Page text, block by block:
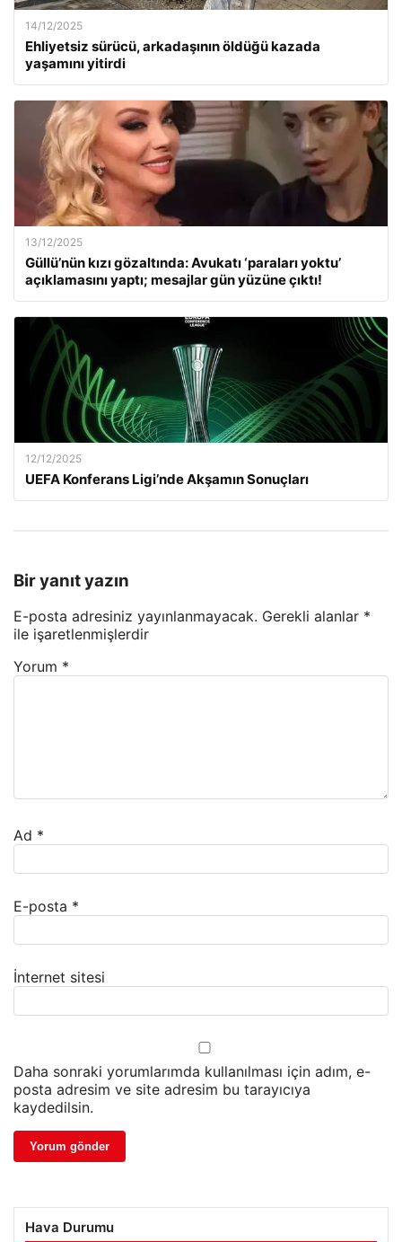
14/12/2025
Ehliyetsiz sürücü, arkadaşının öldüğü kazada
yaşamını yitirdi
13/12/2025
Güllü’nün kızı gözaltında: Avukatı ‘paraları yoktu’
açıklamasını yaptı; mesajlar gün yüzüne çıktı!
12/12/2025
UEFA Konferans Ligi’nde Akşamın Sonuçları
Bir yanıt yazın
E-posta adresiniz yayınlanmayacak. Gerekli alanlar *
ile işaretlenmişlerdir
Yorum *
Ad *
E-posta *
İnternet sitesi
Daha sonraki yorumlarımda kullanılması için adım, e-
posta adresim ve site adresim bu tarayıcıya
kaydedilsin.
Hava Durumu